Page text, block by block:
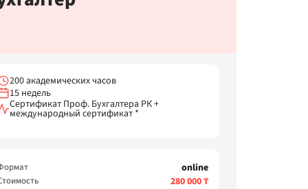
200 академических часов
15 недель
Сертификат Проф. Бухгалтера РК +
международный сертификат *
online
280 000 ₸